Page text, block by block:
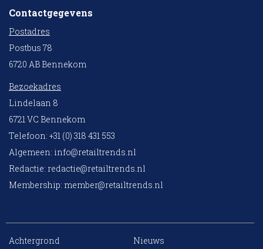
Contactgegevens
Postadres
Postbus 78
6720 AB Bennekom
Bezoekadres
Lindelaan 8
6721 VC Bennekom
Telefoon: +31 (0) 318 431 553
Algemeen: info@retailtrends.nl
Redactie: redactie@retailtrends.nl
Membership: member@retailtrends.nl
Achtergrond
Nieuws